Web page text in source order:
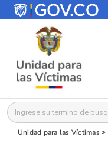
Buscar:
Unidad para las Víctimas>